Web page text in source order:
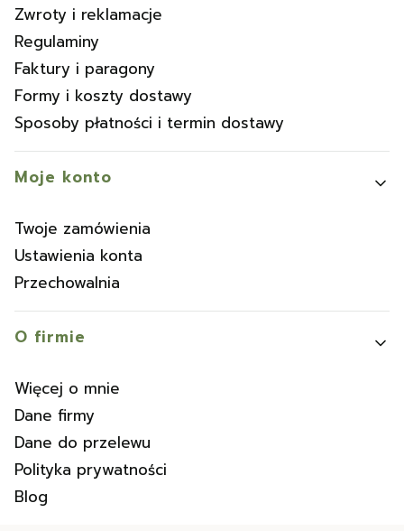
Zwroty i reklamacje
Regulaminy
Faktury i paragony
Formy i koszty dostawy
Sposoby płatności i termin dostawy
Moje konto
Twoje zamówienia
Ustawienia konta
Przechowalnia
O firmie
Więcej o mnie
Dane firmy
Dane do przelewu
Polityka prywatności
Blog